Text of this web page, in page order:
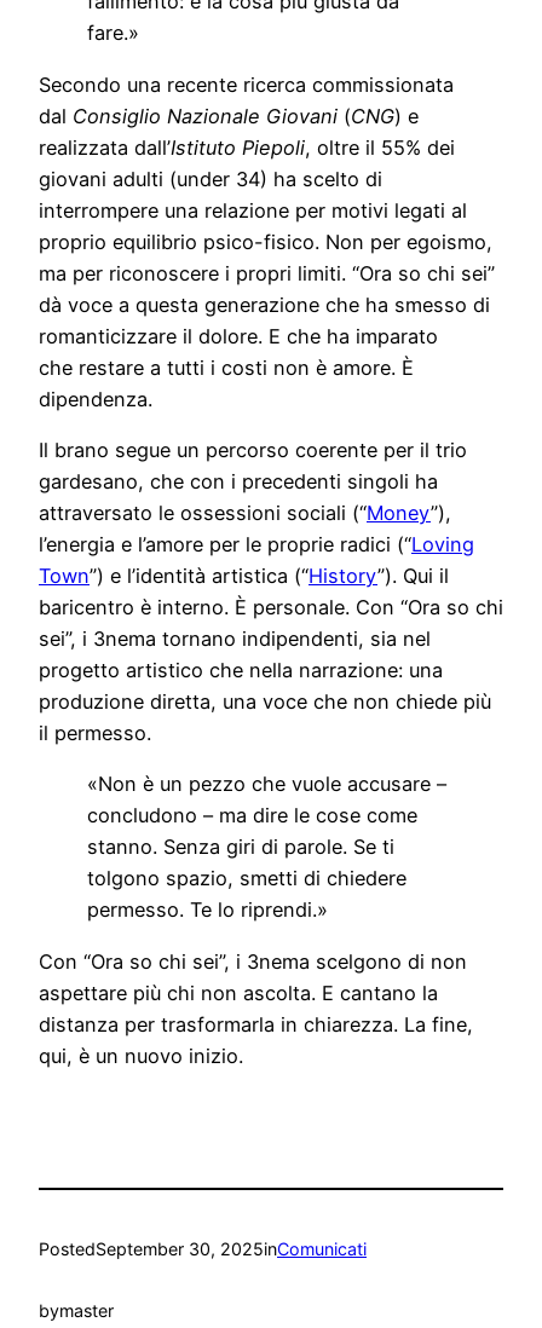
fare.»
Secondo una recente ricerca commissionata
dal Consiglio Nazionale Giovani (CNG) e
realizzata dall’Istituto Piepoli, oltre il 55% dei
giovani adulti (under 34) ha scelto di
interrompere una relazione per motivi legati al
proprio equilibrio psico-fisico. Non per egoismo,
ma per riconoscere i propri limiti. “Ora so chi sei”
dà voce a questa generazione che ha smesso di
romanticizzare il dolore. E che ha imparato
che restare a tutti i costi non è amore. È
dipendenza.
Il brano segue un percorso coerente per il trio
gardesano, che con i precedenti singoli ha
attraversato le ossessioni sociali (“Money”),
l’energia e l’amore per le proprie radici (“Loving
Town”) e l’identità artistica (“History”). Qui il
baricentro è interno. È personale. Con “Ora so chi
sei”, i 3nema tornano indipendenti, sia nel
progetto artistico che nella narrazione: una
produzione diretta, una voce che non chiede più
il permesso.
«Non è un pezzo che vuole accusare –
concludono – ma dire le cose come
stanno. Senza giri di parole. Se ti
tolgono spazio, smetti di chiedere
permesso. Te lo riprendi.»
Con “Ora so chi sei”, i 3nema scelgono di non
aspettare più chi non ascolta. E cantano la
distanza per trasformarla in chiarezza. La fine,
qui, è un nuovo inizio.
PostedSeptember 30, 2025inComunicati
bymaster